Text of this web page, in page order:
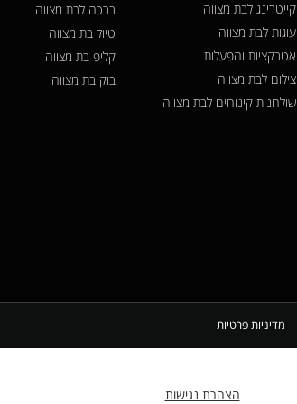
קייטרינג לבת מצווה
עוגות לבת מצווה
אטרקציות והפעלות
צילום לבת מצווה
שולחנות קינוחים לבת מצווה
ברכה לבת מצווה
טיול בת מצווה
קליפ בת מצווה
בוק בת מצווה
מדיניות פרטיות
הצהרת נגישות